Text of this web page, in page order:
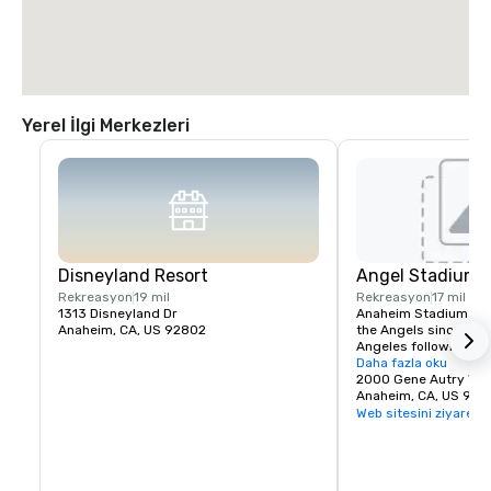
Yerel İlgi Merkezleri
Disneyland Resort
Rekreasyon19 mil
1313 Disneyland Dr
Anaheim, CA, US 92802
Angel Stadium
Rekreasyon17 mil
Anaheim Stadium
the Angels since
Angeles following
stadium opened
California Angels
Francisco Giants in
The franchise's first
Daha fazla oku
2000 Gene Autry
Anaheim, CA, US
Web sitesini ziyaret